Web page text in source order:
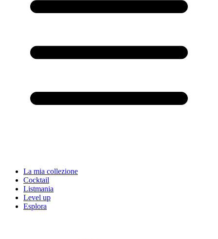
La mia collezione
Cocktail
Listmania
Level up
Esplora